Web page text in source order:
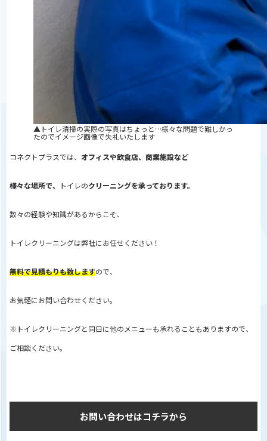
▲トイレ清掃の実際の写真はちょっと…様々な問題で難しかっ
たのでイメージ画像で失礼いたします
コネクトプラスでは、オフィスや飲食店、商業施設など
様々な場所で、 トイレのクリーニングを承っております。
数々の経験や知識があるからこそ、
トイレクリーニングは弊社にお任せください！
無料で見積もりも致しますので、
お気軽にお問い合わせください。
※トイレクリーニングと同日に他のメニューも承れることもありますので、
ご相談ください。
お問い合わせはコチラから